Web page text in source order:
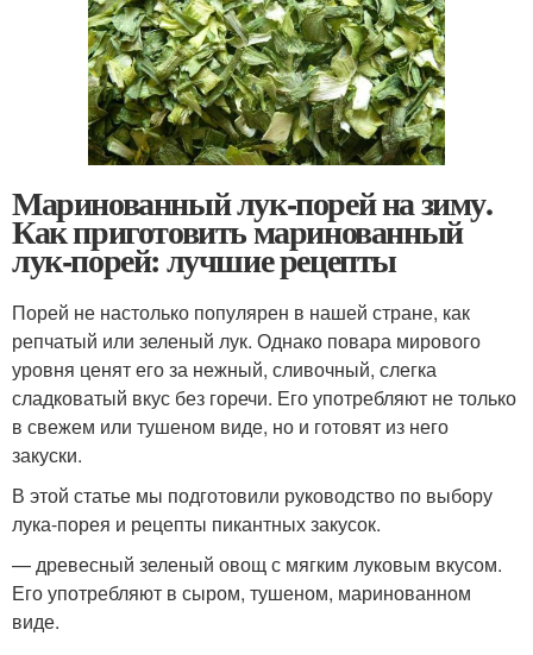
Маринованный лук-порей на зиму.
Как приготовить маринованный
лук-порей: лучшие рецепты
Порей не настолько популярен в нашей стране, как
репчатый или зеленый лук. Однако повара мирового
уровня ценят его за нежный, сливочный, слегка
сладковатый вкус без горечи. Его употребляют не только
в свежем или тушеном виде, но и готовят из него
закуски.
В этой статье мы подготовили руководство по выбору
лука-порея и рецепты пикантных закусок.
— древесный зеленый овощ с мягким луковым вкусом.
Его употребляют в сыром, тушеном, маринованном
виде.